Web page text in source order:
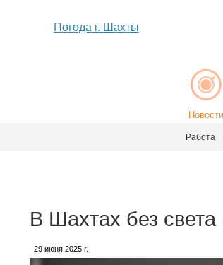
Погода г. Шахты
Новости
Работа
В Шахтах без света
29 июня 2025 г.